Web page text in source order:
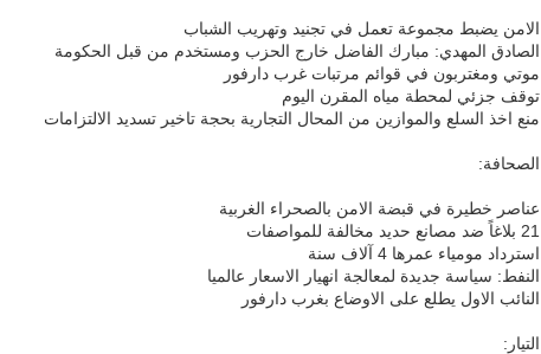
الامن يضبط مجموعة تعمل في تجنيد وتهريب الشباب
الصادق المهدي: مبارك الفاضل خارج الحزب ومستخدم من قبل الحكومة
موتي ومغتربون في قوائم مرتبات غرب دارفور
توقف جزئي لمحطة مياه المقرن اليوم
منع اخذ السلع والموازين من المحال التجارية بحجة تاخير تسديد الالتزامات
الصحافة:
عناصر خطيرة في قبضة الامن بالصحراء الغربية
21 بلاغاً ضد مصانع حديد مخالفة للمواصفات
استرداد مومياء عمرها 4 آلاف سنة
النفط: سياسة جديدة لمعالجة انهيار الاسعار عالميا
النائب الاول يطلع على الاوضاع بغرب دارفور
التيار: